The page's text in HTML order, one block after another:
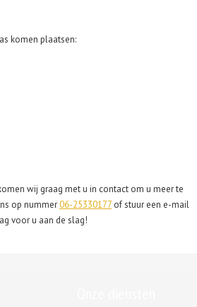
komen plaatsen:
wij graag met u in contact om u meer te
op nummer06-25330177 of stuur een e-mail
voor u aan de slag!